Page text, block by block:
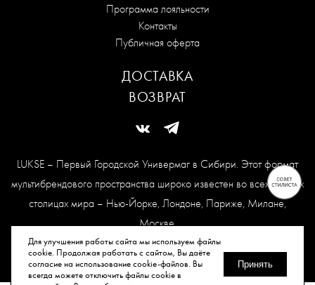
Для улучшения работы сайта мы используем файлы
cookie. Продолжая работать с сайтом, Вы даёте
согласие на использование cookie-файлов. Вы
всегда можете отключить файлы cookie в
Принять
LUKSE – Первый Городской Универмаг в Сибири. Этот формат
мультибрендового пространства широко известен во всех модных
столицах мира – Нью-Йорке, Лондоне, Париже, Милане,
Москве.
Карта сайта
© Все права защищены, 2026.
Программа лояльности
Контакты
Публичная оферта
ДОСТАВКА
ВОЗВРАТ